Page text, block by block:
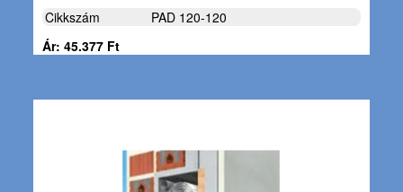
Cikkszám
PAD 120-120
Ár: 45.377 Ft